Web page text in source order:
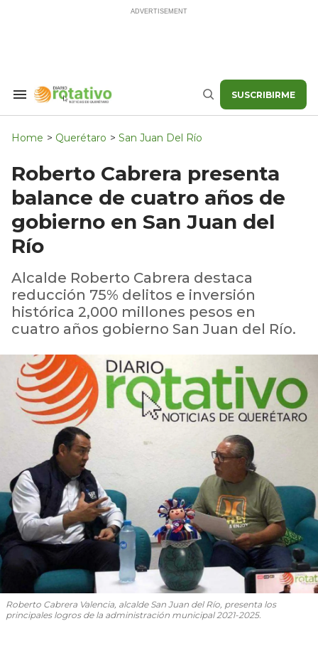
Search
Navigation
Buscar SUSCRIBIRME
Home > Querétaro > San Juan Del Río
Roberto Cabrera presenta
balance de cuatro años de
gobierno en San Juan del
Río
Alcalde Roberto Cabrera destaca
reducción 75% delitos e inversión
histórica 2,000 millones pesos en
cuatro años gobierno San Juan del Río.
Roberto Cabrera Valencia, alcalde San Juan del Río, presenta los
principales logros de la administración municipal 2021-2025.